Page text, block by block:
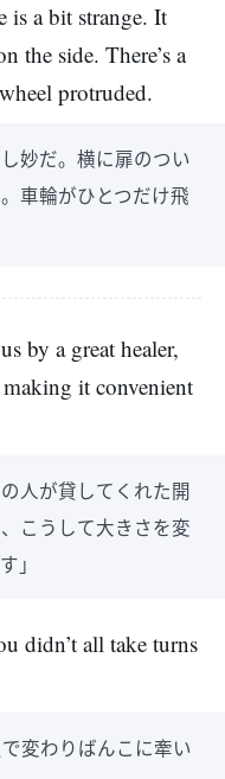
is a bit strange. It
the side. There’s a
protruded.
妙だ。横に扉のつい
車輪がひとつだけ飛
by a great healer,
it convenient
人が貸してくれた開
こうして大きさを変
」
didn’t all take turns
変わりばんこに牽い